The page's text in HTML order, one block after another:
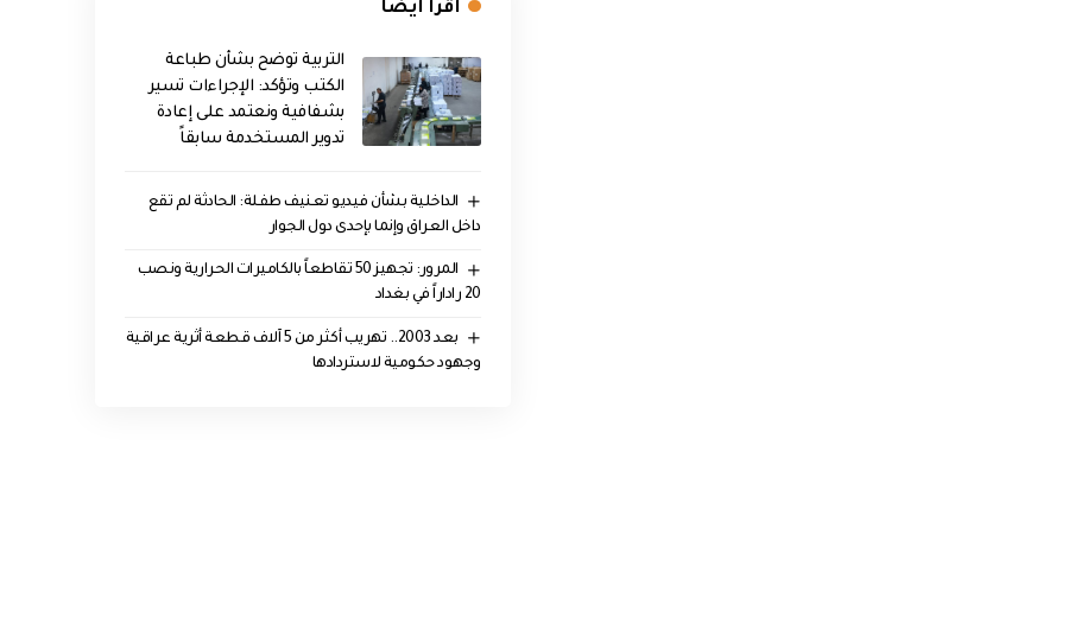
اقرأ ايضا
التربية توضح بشأن طباعة
الكتب وتؤكد: الإجراءات تسير
بشفافية ونعتمد على إعادة
تدوير المستخدمة سابقاً
الداخلية بشأن فيديو تعنيف طفلة: الحادثة لم تقع
داخل العراق وإنما بإحدى دول الجوار
المرور: تجهيز 50 تقاطعاً بالكاميرات الحرارية ونصب
20 راداراً في بغداد
بعد 2003.. تهريب أكثر من 5 آلاف قطعة أثرية عراقية
وجهود حكومية لاستردادها